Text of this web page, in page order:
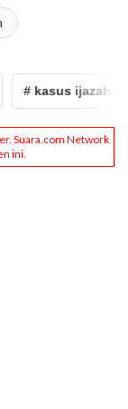
ijazah jokowi